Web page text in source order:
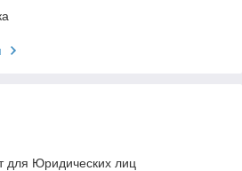
для Юридических лиц